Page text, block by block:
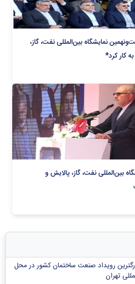
نمایشگاه بین‌المللی نفت، گاز،
کار کرد*
بین‌المللی نفت، گاز، پالایش و
رویداد صنعت ساختمان کشور در محل
تهران